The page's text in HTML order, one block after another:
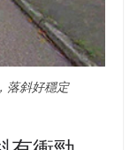
落斜好穩定